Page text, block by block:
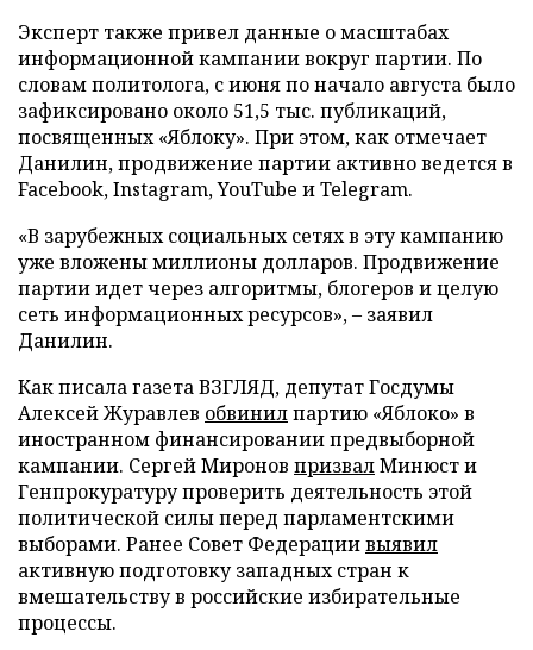
Эксперт также привел данные о масштабах
информационной кампании вокруг партии. По
словам политолога, с июня по начало августа было
зафиксировано около 51,5 тыс. публикаций,
посвященных «Яблоку». При этом, как отмечает
Данилин, продвижение партии активно ведется в
Facebook, Instagram, YouTube и Telegram.
«В зарубежных социальных сетях в эту кампанию
уже вложены миллионы долларов. Продвижение
партии идет через алгоритмы, блогеров и целую
сеть информационных ресурсов», – заявил
Данилин.
Как писала газета ВЗГЛЯД, депутат Госдумы
Алексей Журавлев обвинилпартию «Яблоко» в
иностранном финансировании предвыборной
кампании. Сергей Миронов призвалМинюст и
Генпрокуратуру проверить деятельность этой
политической силы перед парламентскими
выборами. Ранее Совет Федерациивыявил
активную подготовку западных стран к
вмешательству в российские избирательные
процессы.